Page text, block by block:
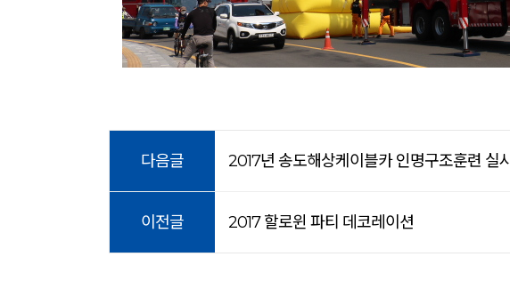
다음글 2017년 송도해상케이블카 인명구조훈련 실시
이전글 2017 할로윈 파티 데코레이션